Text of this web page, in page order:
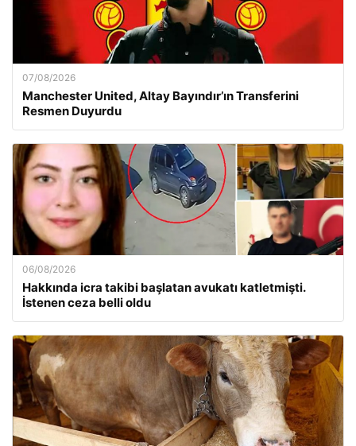
07/08/2026
Manchester United, Altay Bayındır’ın Transferini
Resmen Duyurdu
06/08/2026
Hakkında icra takibi başlatan avukatı katletmişti.
İstenen ceza belli oldu